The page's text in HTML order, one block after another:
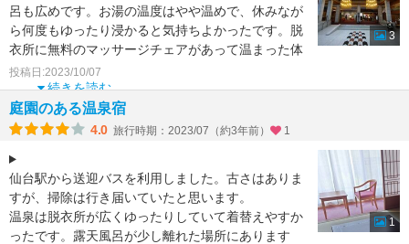
呂も広めです。お湯の温度はやや温めで、休みなが
ら何度もゆったり浸かると気持ちよかったです。脱
衣所に無料のマッサージチェアがあって温まった体
をほぐしてくれま
続きを読む
投稿日:2023/10/07
3
庭園のある温泉宿
4.0 旅行時期：2023/07（約3年前） 1
仙台駅から送迎バスを利用しました。古さはありま
すが、掃除は行き届いていたと思います。
温泉は脱衣所が広くゆったりしていて着替えやすか
ったです。露天風呂が少し離れた場所にあります
1